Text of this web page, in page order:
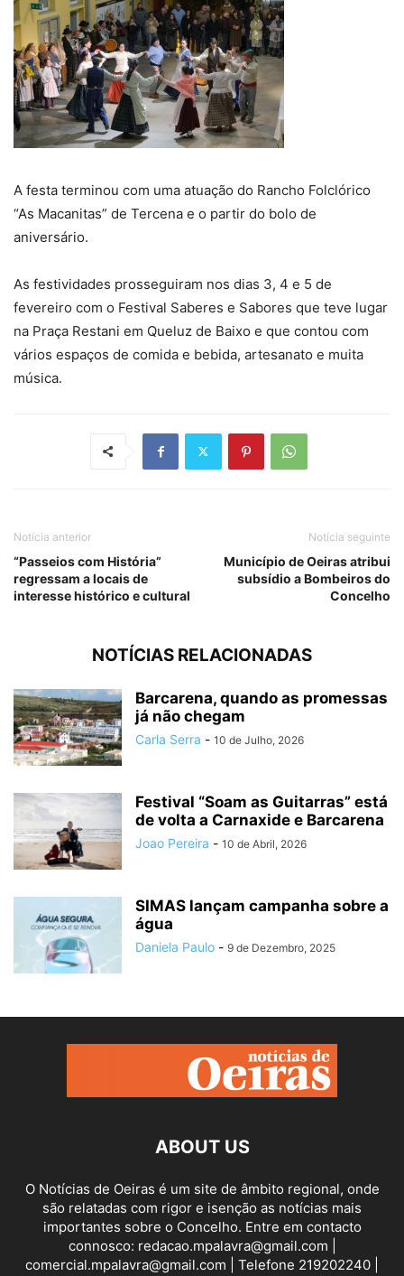
A festa terminou com uma atuação do Rancho Folclórico
“As Macanitas” de Tercena e o partir do bolo de
aniversário.
As festividades prosseguiram nos dias 3, 4 e 5 de
fevereiro com o Festival Saberes e Sabores que teve lugar
na Praça Restani em Queluz de Baixo e que contou com
vários espaços de comida e bebida, artesanato e muita
música.
Notícia anterior
“Passeios com História”
regressam a locais de
interesse histórico e cultural
Notícia seguinte
Município de Oeiras atribui
subsídio a Bombeiros do
Concelho
NOTÍCIAS RELACIONADAS
Barcarena, quando as promessas
já não chegam
Carla Serra - 10 de Julho, 2026
Festival “Soam as Guitarras” está
de volta a Carnaxide e Barcarena
Joao Pereira - 10 de Abril, 2026
SIMAS lançam campanha sobre a
água
Daniela Paulo - 9 de Dezembro, 2025
ABOUT US
O Notícias de Oeiras é um site de âmbito regional, onde
são relatadas com rigor e isenção as notícias mais
importantes sobre o Concelho. Entre em contacto
connosco: redacao.mpalavra@gmail.com |
comercial.mpalavra@gmail.com | Telefone 219202240 |